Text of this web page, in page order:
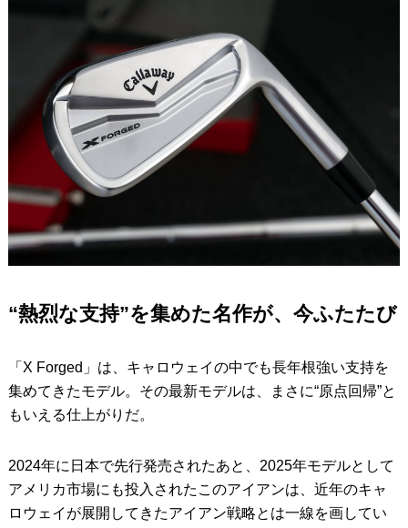
“熱烈な支持”を集めた名作が、今ふたたび
「X Forged」は、キャロウェイの中でも長年根強い支持を
集めてきたモデル。その最新モデルは、まさに“原点回帰”と
もいえる仕上がりだ。
2024年に日本で先行発売されたあと、2025年モデルとして
アメリカ市場にも投入されたこのアイアンは、近年のキャ
ロウェイが展開してきたアイアン戦略とは一線を画してい